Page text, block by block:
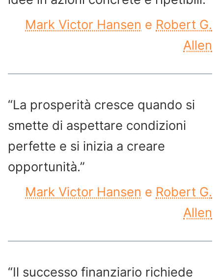
Mark Victor Hansen e Robert G.
Allen
“La prosperità cresce quando si
smette di aspettare condizioni
perfette e si inizia a creare
opportunità.”
Mark Victor Hansen e Robert G.
Allen
“Il successo finanziario richiede